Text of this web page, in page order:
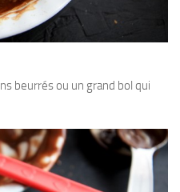
beurrés ou un grand bol qui